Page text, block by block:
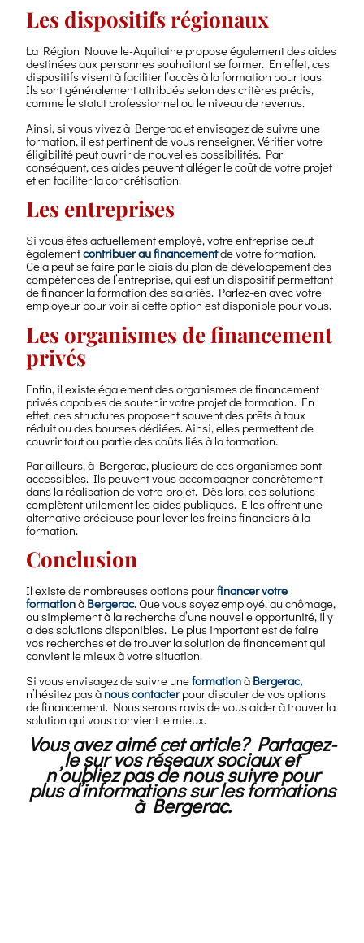
Les dispositifs régionaux
La Région Nouvelle-Aquitaine propose également des aides
destinées aux personnes souhaitant se former. En effet, ces
dispositifs visent à faciliter l’accès à la formation pour tous.
Ils sont généralement attribués selon des critères précis,
comme le statut professionnel ou le niveau de revenus.
Ainsi, si vous vivez à Bergerac et envisagez de suivre une
formation, il est pertinent de vous renseigner. Vérifier votre
éligibilité peut ouvrir de nouvelles possibilités. Par
conséquent, ces aides peuvent alléger le coût de votre projet
et en faciliter la concrétisation.
Les entreprises
Si vous êtes actuellement employé, votre entreprise peut
égalementcontribuer au financementde votre formation.
Cela peut se faire par le biais du plan de développement des
compétences de l’entreprise, qui est un dispositif permettant
de financer la formation des salariés. Parlez-en avec votre
employeur pour voir si cette option est disponible pour vous.
Les organismes de financement
privés
Enfin, il existe également des organismes de financement
privés capables de soutenir votre projet de formation. En
effet, ces structures proposent souvent des prêts à taux
réduit ou des bourses dédiées. Ainsi, elles permettent de
couvrir tout ou partie des coûts liés à la formation.
Par ailleurs, à Bergerac, plusieurs de ces organismes sont
accessibles. Ils peuvent vous accompagner concrètement
dans la réalisation de votre projet. Dès lors, ces solutions
complètent utilement les aides publiques. Elles offrent une
alternative précieuse pour lever les freins financiers à la
formation.
Conclusion
Il existe de nombreuses options pourfinancer votre
formationà Bergerac. Que vous soyez employé, au chômage,
ou simplement à la recherche d’une nouvelle opportunité, il y
a des solutions disponibles. Le plus important est de faire
vos recherches et de trouver la solution de financement qui
convient le mieux à votre situation.
Si vous envisagez de suivre uneformationà Bergerac,
n’hésitez pas ànous contacterpour discuter de vos options
de financement. Nous serons ravis de vous aider à trouver la
solution qui vous convient le mieux.
Vous avez aimé cet article? Partagez-
le sur vos réseaux sociaux et
n’oubliez pas de nous suivre pour
plus d’informations sur les formations
à Bergerac.